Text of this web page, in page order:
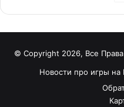
© Copyright 2026, Все
Новости про игры на